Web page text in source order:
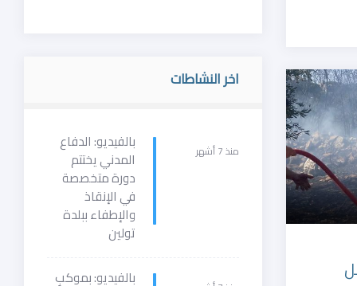
اخر النشاطات
منذ 7 أشهر بالفيديو: الدفاع
المدني يختتم
دورة متخصصة
في الإنقاذ
والإطفاء ببلدة
تولين
بالفيديو: بموكبٍ